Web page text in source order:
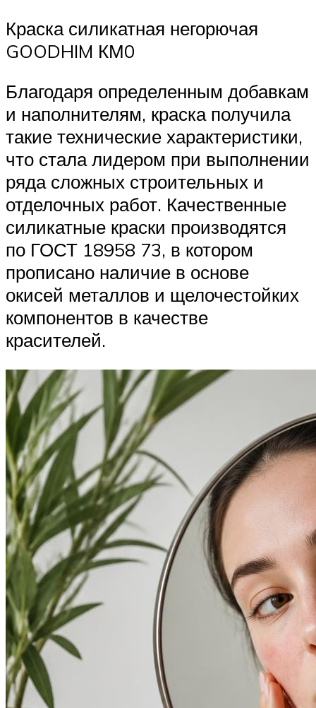
Краска силикатная негорючая
GOODHIM КМ0
Благодаря определенным добавкам
и наполнителям, краска получила
такие технические характеристики,
что стала лидером при выполнении
ряда сложных строительных и
отделочных работ. Качественные
силикатные краски производятся
по ГОСТ 18958 73, в котором
прописано наличие в основе
окисей металлов и щелочестойких
компонентов в качестве
красителей.